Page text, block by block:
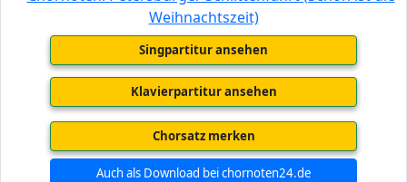
Singpartitur ansehen
Klavierpartitur ansehen
Chorsatz merken
Auch als Download bei chornoten24.de